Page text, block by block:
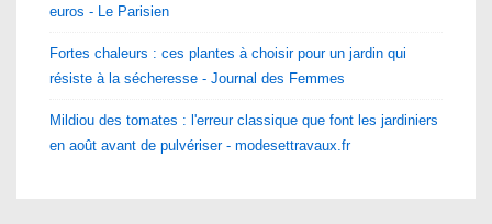
euros - Le Parisien
Fortes chaleurs : ces plantes à choisir pour un jardin qui
résiste à la sécheresse - Journal des Femmes
Mildiou des tomates : l'erreur classique que font les jardiniers
en août avant de pulvériser - modesettravaux.fr